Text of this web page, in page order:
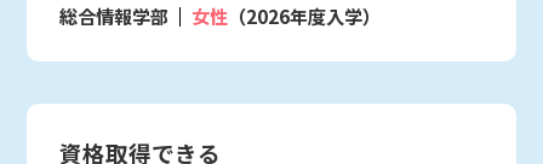
総合情報学部
女性 （2026年度入学）
資格取得できる